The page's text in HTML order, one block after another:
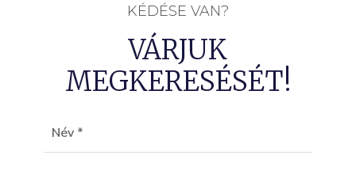
KÉDÉSE VAN?
VÁRJUK
MEGKERESÉSÉT!